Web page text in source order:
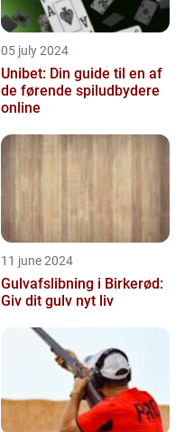
05 july 2024
Unibet: Din guide til en af
de førende spiludbydere
online
11 june 2024
Gulvafslibning i Birkerød:
Giv dit gulv nyt liv